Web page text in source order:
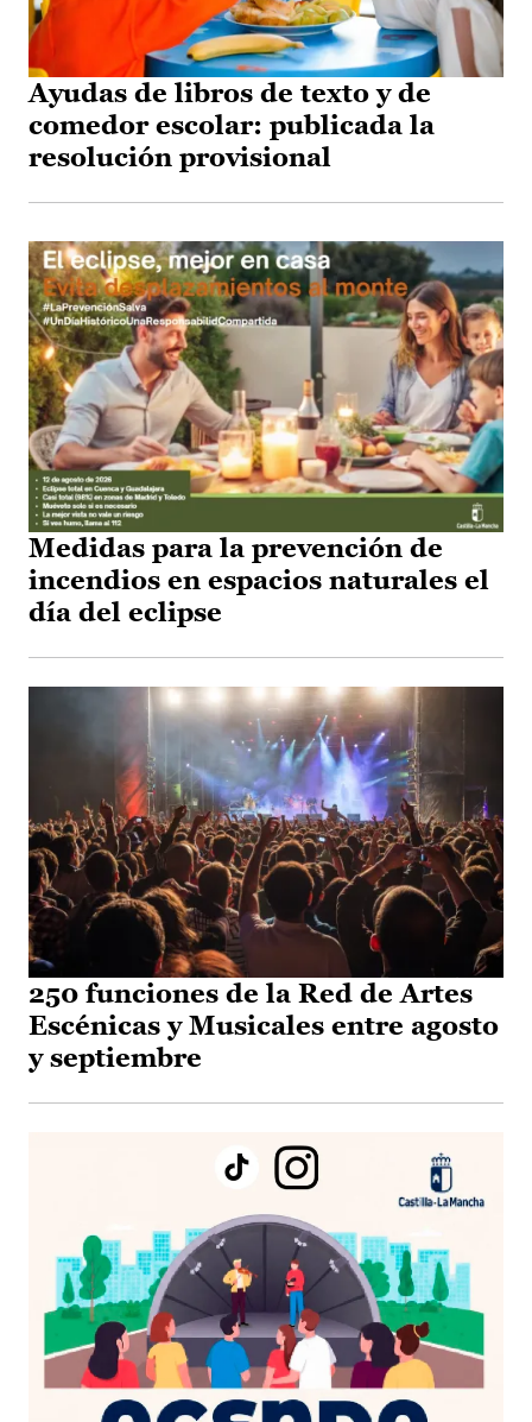
Ayudas de libros de texto y de
comedor escolar: publicada la
resolución provisional
Medidas para la prevención de
incendios en espacios naturales el
día del eclipse
250 funciones de la Red de Artes
Escénicas y Musicales entre agosto
y septiembre